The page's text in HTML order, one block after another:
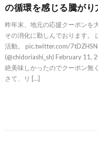
の循環を感じる騰がり
昨年末、地元の応援クーポンを
その消化に勤しんでおります。
活動。 pic.twitter.com/
(@chidoriashi_sh) February 11,
絶美味しかったのでクーポン無
さて、リ […]